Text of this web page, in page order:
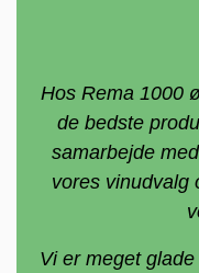
Hos Rema 1000
bedste
samarbejde med
vinudvalg og
Vi er meget